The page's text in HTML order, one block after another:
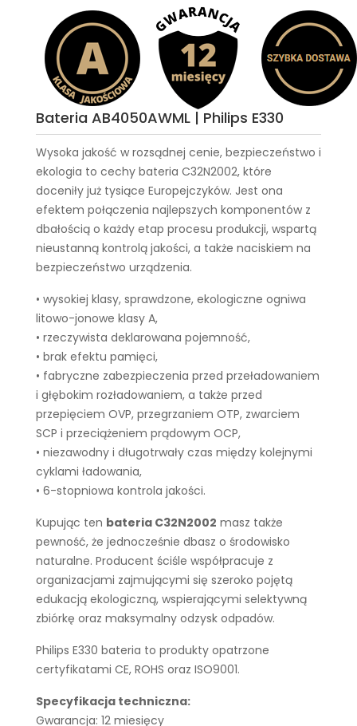
Bateria AB4050AWML | Philips E330
Wysoka jakość w rozsądnej cenie, bezpieczeństwo i
ekologia to cechy bateria C32N2002, które
doceniły już tysiące Europejczyków. Jest ona
efektem połączenia najlepszych komponentów z
dbałością o każdy etap procesu produkcji, wspartą
nieustanną kontrolą jakości, a także naciskiem na
bezpieczeństwo urządzenia.
• wysokiej klasy, sprawdzone, ekologiczne ogniwa
litowo-jonowe klasy A,
• rzeczywista deklarowana pojemność,
• brak efektu pamięci,
• fabryczne zabezpieczenia przed przeładowaniem
i głębokim rozładowaniem, a także przed
przepięciem OVP, przegrzaniem OTP, zwarciem
SCP i przeciążeniem prądowym OCP,
• niezawodny i długotrwały czas między kolejnymi
cyklami ładowania,
• 6-stopniowa kontrola jakości.
Kupując ten bateria C32N2002 masz także
pewność, że jednocześnie dbasz o środowisko
naturalne. Producent ściśle współpracuje z
organizacjami zajmującymi się szeroko pojętą
edukacją ekologiczną, wspierającymi selektywną
zbiórkę oraz maksymalny odzysk odpadów.
Philips E330 bateria to produkty opatrzone
certyfikatami CE, ROHS oraz ISO9001.
Specyfikacja techniczna:
Gwarancja: 12 miesięcy